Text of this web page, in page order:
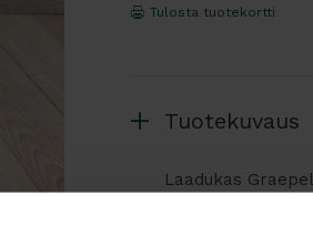
Tulosta tuotekortti
Tuotekuvaus
Laadukas